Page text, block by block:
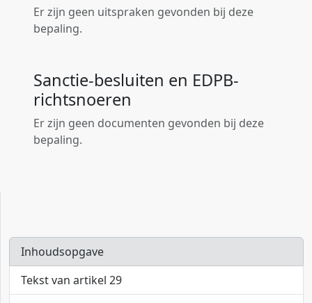
Er zijn geen uitspraken gevonden bij deze
bepaling.
Sanctie-besluiten en EDPB-
richtsnoeren
Er zijn geen documenten gevonden bij deze
bepaling.
Inhoudsopgave
Tekst van artikel 29